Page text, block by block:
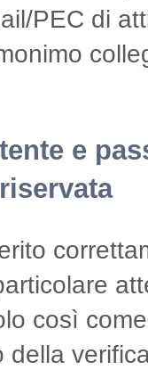
PEC di
e
così
della